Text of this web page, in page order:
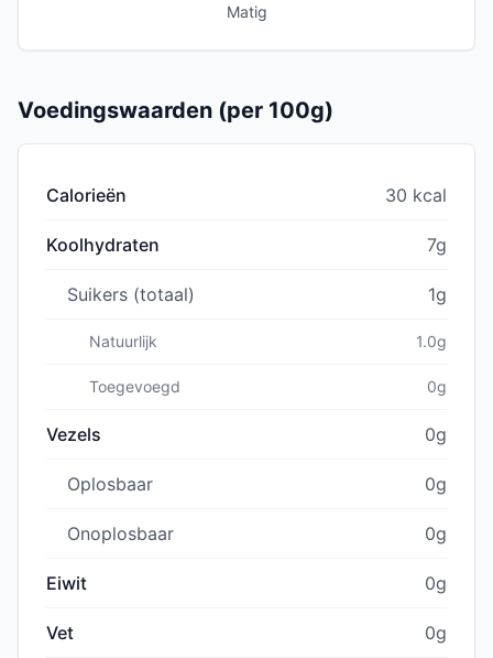
Matig
Voedingswaarden (per 100g)
Calorieën 30 kcal
Koolhydraten 7g
Suikers (totaal) 1g
Natuurlijk 1.0g
Toegevoegd 0g
Vezels 0g
Oplosbaar 0g
Onoplosbaar 0g
Eiwit 0g
Vet 0g